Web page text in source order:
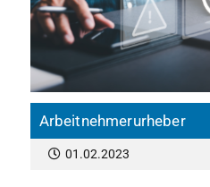
Arbeitnehmerurheber
01.02.2023